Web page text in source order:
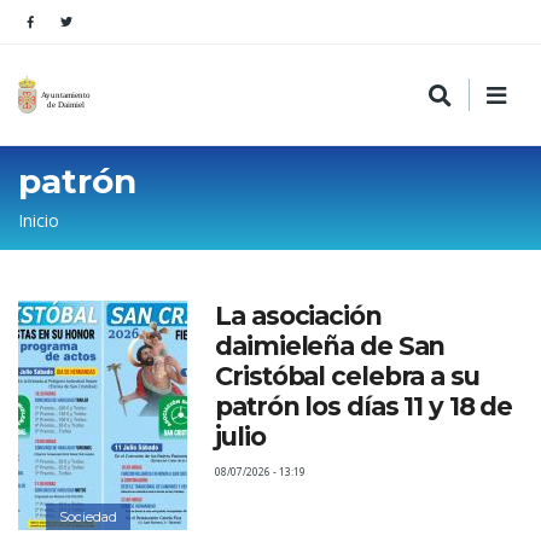
patrón
Sobrescribir
enlaces
de
ayuda
a
la
navegación
Inicio
Sociedad
La asociación
daimieleña de San
Cristóbal celebra a su
patrón los días 11 y 18 de
julio
08/07/2026 - 13:19